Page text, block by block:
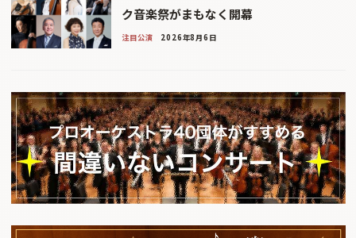
ク音楽祭がまもなく開幕
注目公演 2026年8月6日